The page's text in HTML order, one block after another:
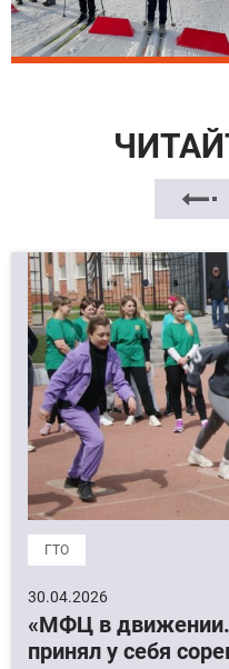
ГТО
30.04.2026
«МФЦ в движении.
принял у себя